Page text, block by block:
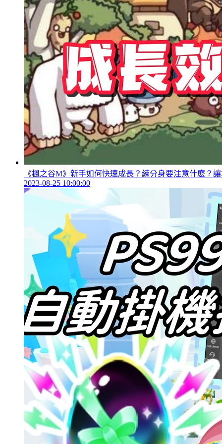
《楓之谷M》新手如何快速成長？練分身要注意什麽？
2023-08-25 10:00:00